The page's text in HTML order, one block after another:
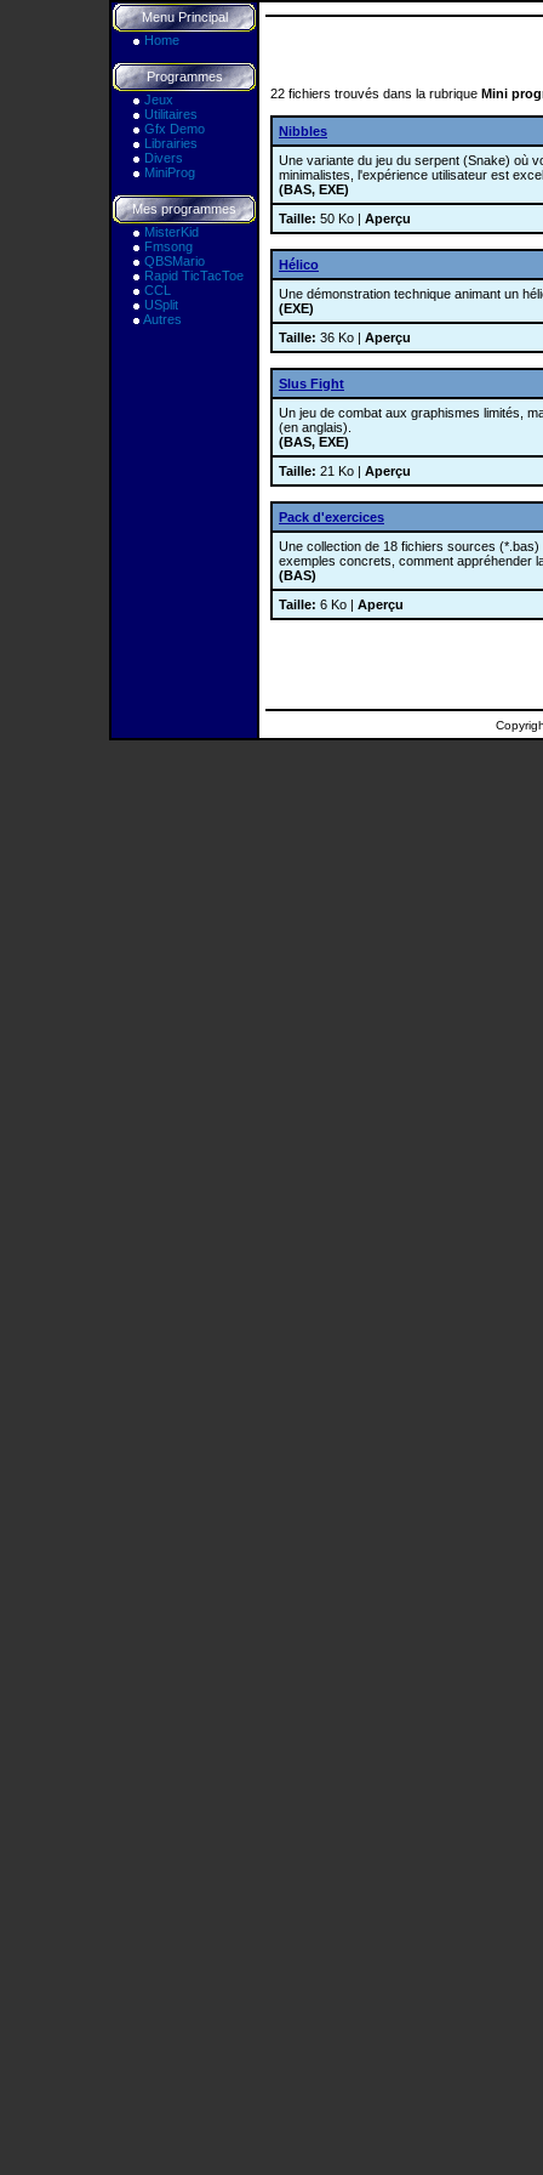
Menu Principal
Home
Programmes
Jeux
Utilitaires
Gfx Demo
Librairies
Divers
MiniProg
Mes programmes
MisterKid
Fmsong
QBSMario
Rapid TicTacToe
CCL
USplit
Autres
22 fichiers trouvés dans la rubrique Mini
Nibbles
Une variante du jeu du serpent (Snake) où
minimalistes, l'expérience utilisateur est
(BAS, EXE)
Taille: 50 Ko | Aperçu
Hélico
Une démonstration technique animant un
(EXE)
Taille: 36 Ko | Aperçu
Slus Fight
Un jeu de combat aux graphismes limités,
(en anglais).
(BAS, EXE)
Taille: 21 Ko | Aperçu
Pack d'exercices
Une collection de 18 fichiers sources
exemples concrets, comment appréhender
(BAS)
Taille: 6 Ko | Aperçu